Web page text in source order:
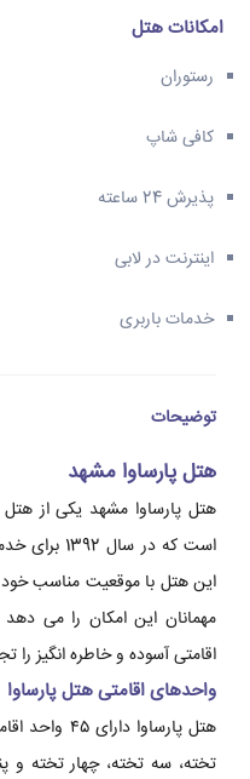
امکانات هتل
رستوران
کافی شاپ
پذیرش 24 ساعته
اینترنت در لابی
خدمات باربری
توضیحات
هتل پارساوا مشهد
هتل پارساوا مشهد یکی از
است که در
این هتل با موقعیت مناسب خود
مهمانان این امکان را می
اقامتی آسوده و خاطره انگیز را
واحدهای اقامتی هتل پارساوا
هتل
تخته، سه تخته، چهار تخته و